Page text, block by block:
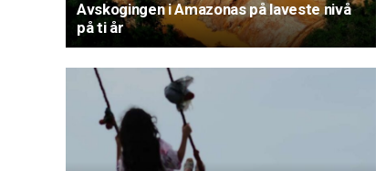
Avskogingen i Amazonas på laveste nivå
på ti år